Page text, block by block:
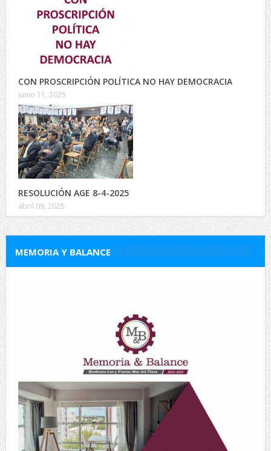
CON PROSCRIPCIÓN POLÍTICA NO HAY DEMOCRACIA
junio 11, 2025
RESOLUCIÓN AGE 8-4-2025
abril 09, 2025
MEMORIA Y BALANCE